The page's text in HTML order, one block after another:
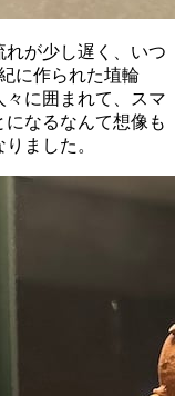
が少し遅く、いつ
に作られた埴輪
々に囲まれて、スマ
なるなんて想像も
ました。